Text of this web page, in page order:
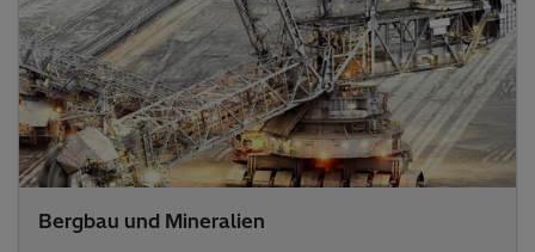
Bergbau und Mineralien